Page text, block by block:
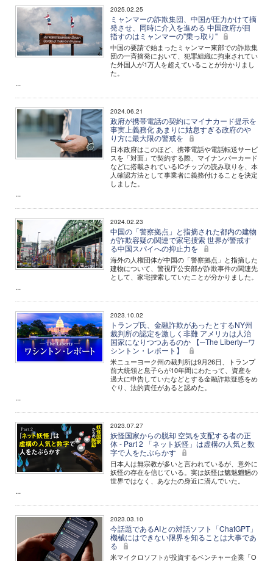
2025.02.25
ミャンマーの詐欺集団、中国が圧力かけて摘
発させ、同時に介入を進める 中国政府が目
指すのはミャンマーの"乗っ取り"
中国の要請で始まったミャンマー東部での詐欺集
団の一斉摘発において、犯罪組織に拘束されてい
た外国人が1万人を超えていることが分かりまし
た。
...
2024.06.21
政府が携帯電話の契約にマイナカード提示を
事実上義務化 あまりに姑息すぎる政府のや
り方に最大限の警戒を
日本政府はこのほど、携帯電話や電話転送サービ
スを「対面」で契約する際、マイナンバーカード
などに搭載されているICチップの読み取りを、本
人確認方法として事業者に義務付けることを決定
しました。
...
2024.02.23
中国の「警察拠点」と指摘された都内の建物
が詐欺容疑の関連で家宅捜索 世界が警戒す
る中国スパイへの抑止力を
海外の人権団体が中国の「警察拠点」と指摘した
建物について、警視庁公安部が詐欺事件の関連先
として、家宅捜索していたことが分かりました。
...
2023.10.02
トランプ氏、金融詐欺があったとするNY州
裁判所の認定を激しく非難 アメリカは人治
国家になりつつあるのか 【─The Liberty─ワ
シントン・レポート】
米ニューヨーク州の裁判所は9月26日、トランプ
前大統領と息子らが10年間にわたって、資産を
過大に申告していたなどとする金融詐欺疑惑をめ
ぐり、法的責任があると認めた。
...
2023.07.27
妖怪国家からの脱却 空気を支配する者の正
体 - Part 2 「ネット妖怪」は虚構の人気と数
字で人をたぶらかす
日本人は無宗教が多いと言われているが、意外に
妖怪の存在を信じている。実は妖怪は魑魅魍魎の
世界ではなく、あなたの身近に潜んでいた。
...
2023.03.10
今話題であるAIとの対話ソフト「ChatGPT」
機械にはできない限界を知ることは大事であ
る
米マイクロソフトが投資するベンチャー企業「O